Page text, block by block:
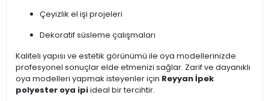
Çeyizlik el işi projeleri
Dekoratif süsleme çalışmaları
Kaliteli yapısı ve estetik görünümü ile oya modellerinizde
profesyonel sonuçlar elde etmenizi sağlar. Zarif ve dayanıklı
oya modelleri yapmak isteyenler için Reyyan İpek
polyester oya ipiideal bir tercihtir.